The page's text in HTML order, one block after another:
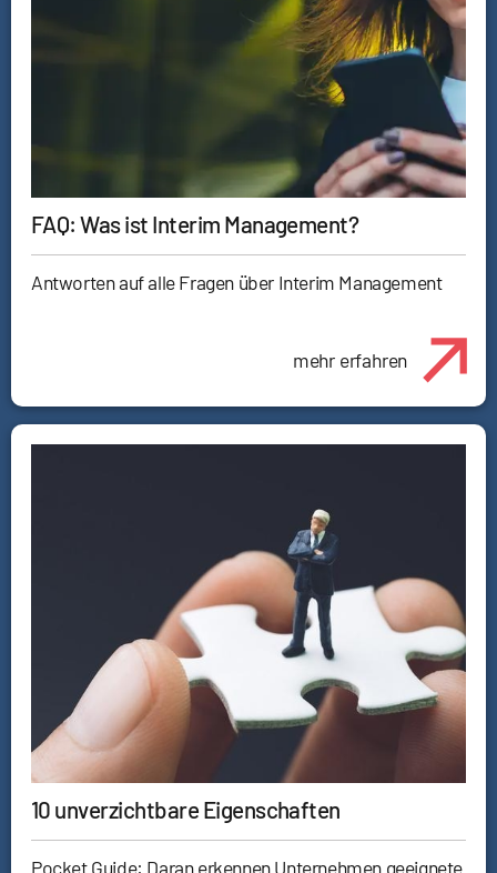
FAQ: Was ist Interim Management?
Antworten auf alle Fragen über Interim Management
mehr erfahren
10 unverzichtbare Eigenschaften
Pocket Guide: Daran erkennen Unternehmen geeignete